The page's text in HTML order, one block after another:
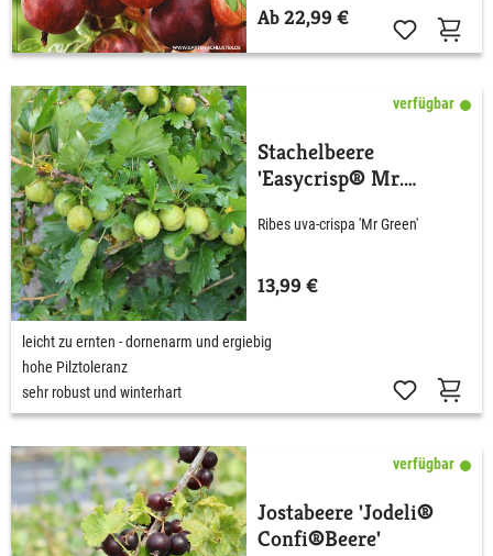
Ab 22,99 €
verfügbar
Stachelbeere
'Easycrisp® Mr.
Ribes uva-crispa 'Mr Green'
13,99 €
leicht zu ernten - dornenarm und ergiebig
hohe Pilztoleranz
sehr robust und winterhart
verfügbar
Jostabeere 'Jodeli®
Confi®Beere'